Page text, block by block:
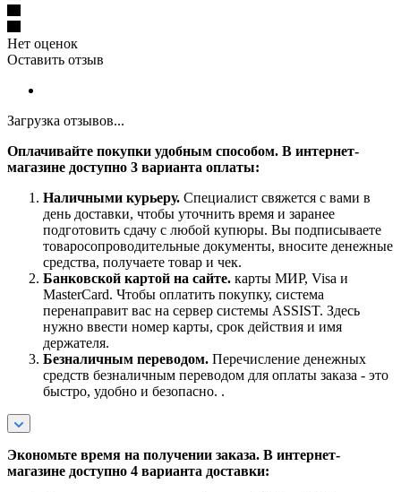
Нет оценок
Оставить отзыв
Загрузка отзывов...
Оплачивайте покупки удобным способом. В интернет-
магазине доступно 3 варианта оплаты:
Наличными курьеру. Специалист свяжется с вами в
день доставки, чтобы уточнить время и заранее
подготовить сдачу с любой купюры. Вы подписываете
товаросопроводительные документы, вносите денежные
средства, получаете товар и чек.
Банковской картой на сайте. карты МИР, Visa и
MasterCard. Чтобы оплатить покупку, система
перенаправит вас на сервер системы ASSIST. Здесь
нужно ввести номер карты, срок действия и имя
держателя.
Безналичным переводом. Перечисление денежных
средств безналичным переводом для оплаты заказа - это
быстро, удобно и безопасно. .
Экономьте время на получении заказа. В интернет-
магазине доступно 4 варианта доставки: